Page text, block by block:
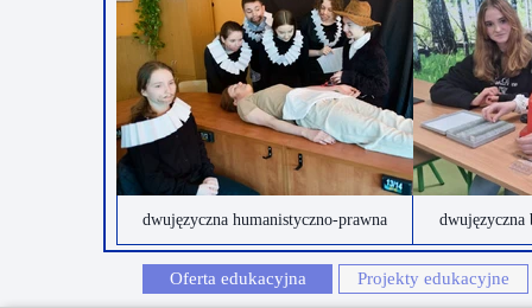
dwujęzyczna
dwujęzyczna humanistyczno-prawna
Projekty edukacyjne
Oferta edukacyjna